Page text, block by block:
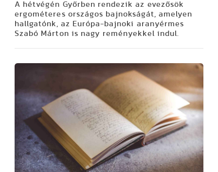
A hétvégén Győrben rendezik az evezősök
ergométeres országos bajnokságát, amelyen
hallgatónk, az Európa-bajnoki aranyérmes
Szabó Márton is nagy reményekkel indul.